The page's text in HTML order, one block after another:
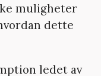
muligheter
dette
ledet av